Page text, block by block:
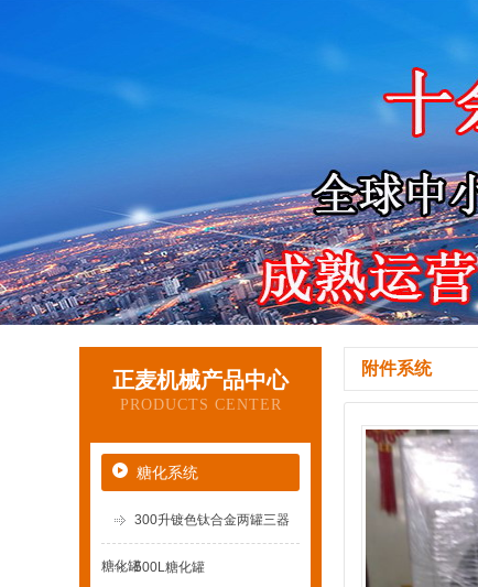
正麦机械产品中心
PRODUCTS CENTER
糖化系统
300升镀色钛合金两罐三器
糖化罐500L糖化罐
附件系统